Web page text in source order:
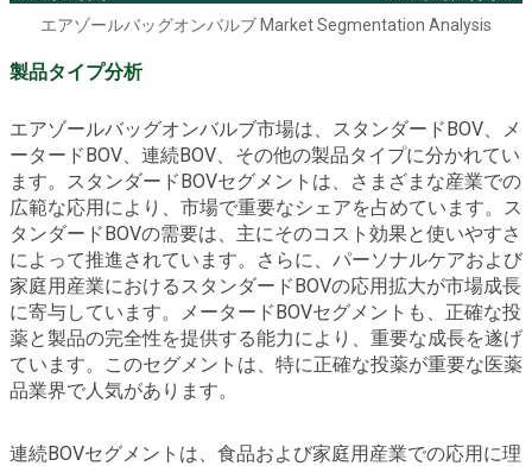
エアゾールバッグオンバルブ Market Segmentation Analysis
製品タイプ分析
エアゾールバッグオンバルブ市場は、スタンダードBOV、メ
ータードBOV、連続BOV、その他の製品タイプに分かれてい
ます。スタンダードBOVセグメントは、さまざまな産業での
広範な応用により、市場で重要なシェアを占めています。ス
タンダードBOVの需要は、主にそのコスト効果と使いやすさ
によって推進されています。さらに、パーソナルケアおよび
家庭用産業におけるスタンダードBOVの応用拡大が市場成長
に寄与しています。メータードBOVセグメントも、正確な投
薬と製品の完全性を提供する能力により、重要な成長を遂げ
ています。このセグメントは、特に正確な投薬が重要な医薬
品業界で人気があります。
連続BOVセグメントは、食品および家庭用産業での応用に理